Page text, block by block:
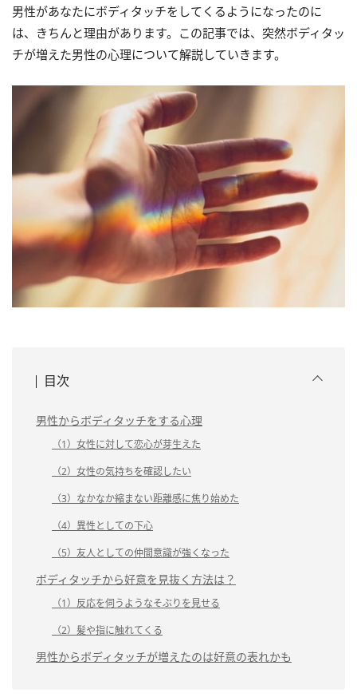
男性があなたにボディタッチをしてくるようになったのに
は、きちんと理由があります。この記事では、突然ボディタッ
チが増えた男性の心理について解説していきます。
目次
男性からボディタッチをする心理
（1）女性に対して恋心が芽生えた
（2）女性の気持ちを確認したい
（3）なかなか縮まない距離感に焦り始めた
（4）異性としての下心
（5）友人としての仲間意識が強くなった
ボディタッチから好意を見抜く方法は？
（1）反応を伺うようなそぶりを見せる
（2）髪や指に触れてくる
男性からボディタッチが増えたのは好意の表れかも